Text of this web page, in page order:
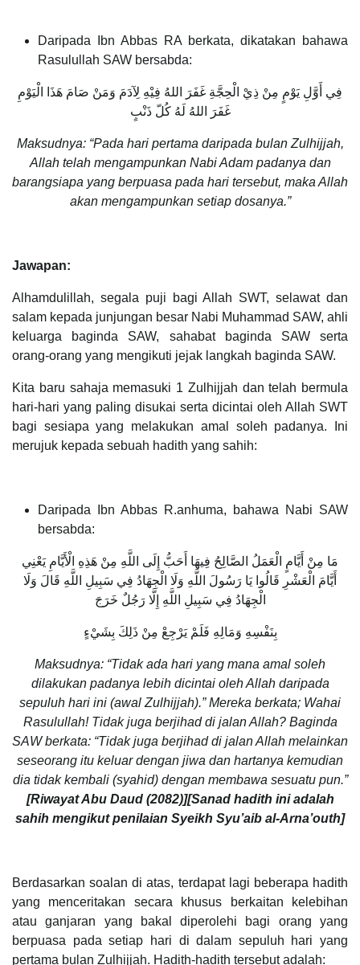
Daripada Ibn Abbas RA berkata, dikatakan bahawa
Rasulullah SAW bersabda:
فِي أَوَّلِ يَوْمٍ مِنْ ذِيْ الْحِجَّةِ غَفَرَ اللهُ فِيْهِ لِآدَمَ وَمَنْ صَامَ هَذَا الْيَوْمِ
غَفَرَ اللهُ لَهُ كُلّ ذَنْبٍ
Maksudnya: “Pada hari pertama daripada bulan Zulhijjah,
Allah telah mengampunkan Nabi Adam padanya dan
barangsiapa yang berpuasa pada hari tersebut, maka Allah
akan mengampunkan setiap dosanya.”
Jawapan:
Alhamdulillah, segala puji bagi Allah SWT, selawat dan
salam kepada junjungan besar Nabi Muhammad SAW, ahli
keluarga baginda SAW, sahabat baginda SAW serta
orang-orang yang mengikuti jejak langkah baginda SAW.
Kita baru sahaja memasuki 1 Zulhijjah dan telah bermula
hari-hari yang paling disukai serta dicintai oleh Allah SWT
bagi sesiapa yang melakukan amal soleh padanya. Ini
merujuk kepada sebuah hadith yang sahih:
Daripada Ibn Abbas R.anhuma, bahawa Nabi SAW
bersabda:
مَا مِنْ أَيَّامٍ الْعَمَلُ الصَّالِحُ فِيهَا أَحَبُّ إِلَى اللَّهِ مِنْ هَذِهِ الْأَيَّامِ يَعْنِي
أَيَّامَ الْعَشْرِ قَالُوا يَا رَسُولَ اللَّهِ وَلَا الْجِهَادُ فِي سَبِيلِ اللَّهِ قَالَ وَلَا
الْجِهَادُ فِي سَبِيلِ اللَّهِ إِلَّا رَجُلٌ خَرَجَ
بِنَفْسِهِ وَمَالِهِ فَلَمْ يَرْجِعْ مِنْ ذَلِكَ بِشَيْءٍ
Maksudnya: “Tidak ada hari yang mana amal soleh
dilakukan padanya lebih dicintai oleh Allah daripada
sepuluh hari ini (awal Zulhijjah).” Mereka berkata; Wahai
Rasulullah! Tidak juga berjihad di jalan Allah? Baginda
SAW berkata: “Tidak juga berjihad di jalan Allah melainkan
seseorang itu keluar dengan jiwa dan hartanya kemudian
dia tidak kembali (syahid) dengan membawa sesuatu pun.”
[Riwayat Abu Daud (2082)][Sanad hadith ini adalah
sahih mengikut penilaian Syeikh Syu’aib al-Arna’outh]
Berdasarkan soalan di atas, terdapat lagi beberapa hadith
yang menceritakan secara khusus berkaitan kelebihan
atau ganjaran yang bakal diperolehi bagi orang yang
berpuasa pada setiap hari di dalam sepuluh hari yang
pertama bulan Zulhijjah. Hadith-hadith tersebut adalah: